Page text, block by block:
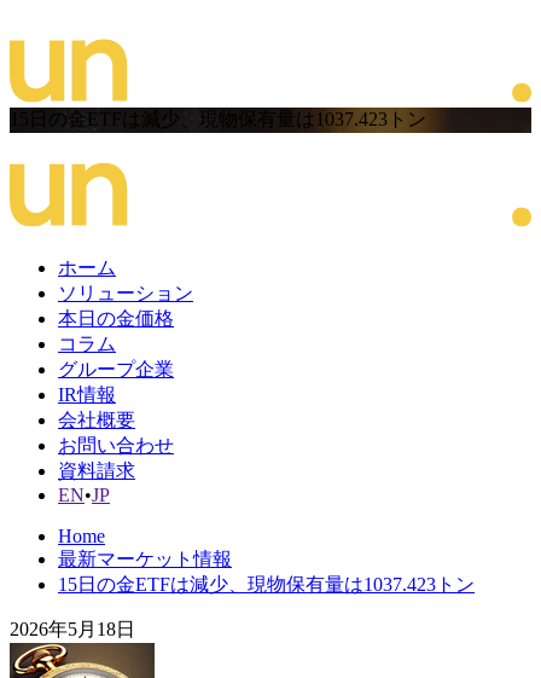
15日の金ETFは減少、現物保有量は1037.423トン
ホーム
ソリューション
本日の金価格
コラム
グループ企業
IR情報
会社概要
お問い合わせ
資料請求
EN•JP
Home
最新マーケット情報
15日の金ETFは減少、現物保有量は1037.423トン
2026年5月18日